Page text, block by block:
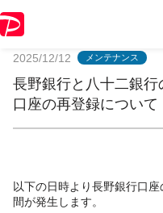
2025/12/12 メンテナンス
長野銀行と八十二銀行
口座の再登録について
以下の日時より長野銀行口
間が発生します。